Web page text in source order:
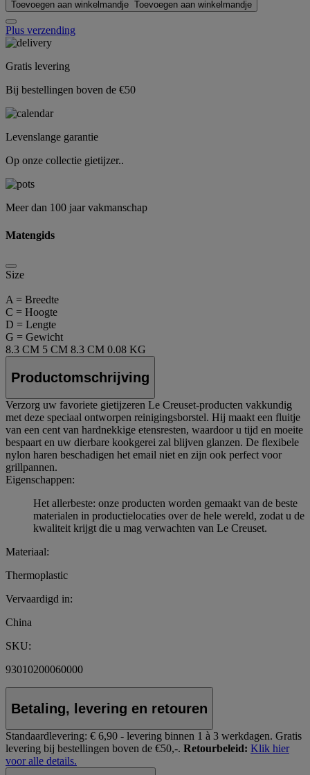
Toevoegen aan winkelmandje Toevoegen aan winkelmandje
Plus verzending
Gratis levering
Bij bestellingen boven de €50
Levenslange garantie
Op onze collectie gietijzer..
Meer dan 100 jaar vakmanschap
Matengids
Size
A = Breedte
C = Hoogte
D = Lengte
G = Gewicht
8.3 CM 5 CM 8.3 CM 0.08 KG
Productomschrijving
Verzorg uw favoriete gietijzeren Le Creuset-producten vakkundig
met deze speciaal ontworpen reinigingsborstel. Hij maakt een fluitje
van een cent van hardnekkige etensresten, waardoor u tijd en moeite
bespaart en uw dierbare kookgerei zal blijven glanzen. De flexibele
nylon haren beschadigen het email niet en zijn ook perfect voor
grillpannen.
Eigenschappen:
Het allerbeste: onze producten worden gemaakt van de beste
materialen in productielocaties over de hele wereld, zodat u de
kwaliteit krijgt die u mag verwachten van Le Creuset.
Materiaal:
Thermoplastic
Vervaardigd in:
China
SKU:
93010200060000
Betaling, levering en retouren
Standaardlevering: € 6,90 - levering binnen 1 à 3 werkdagen. Gratis
levering bij bestellingen boven de €50,-. Retourbeleid: Klik hier
voor alle details.